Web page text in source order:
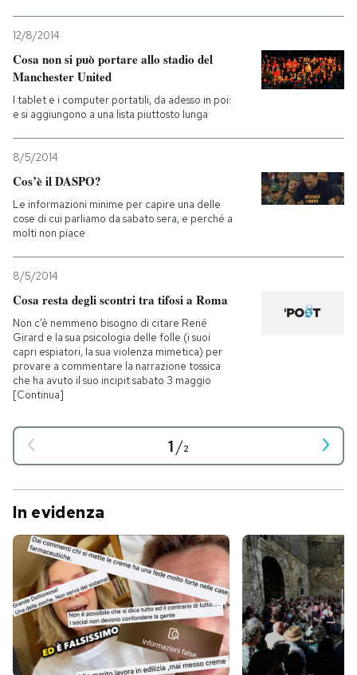
12/8/2014
Cosa non si può portare allo stadio del
Manchester United
I tablet e i computer portatili, da adesso in poi:
e si aggiungono a una lista piuttosto lunga
8/5/2014
Cos’è il DASPO?
Le informazioni minime per capire una delle
cose di cui parliamo da sabato sera, e perché a
molti non piace
8/5/2014
Cosa resta degli scontri tra tifosi a Roma
Non c’è nemmeno bisogno di citare René
Girard e la sua psicologia delle folle (i suoi
capri espiatori, la sua violenza mimetica) per
provare a commentare la narrazione tossica
che ha avuto il suo incipit sabato 3 maggio
[Continua]
1/2
In evidenza